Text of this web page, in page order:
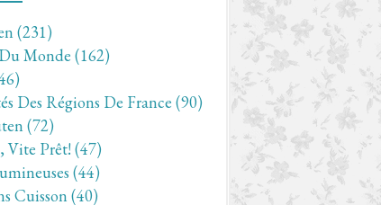
(231)
Monde (162)
Des Régions De France (90)
(72)
Vite Prêt!(47)
(44)
Cuisson (40)